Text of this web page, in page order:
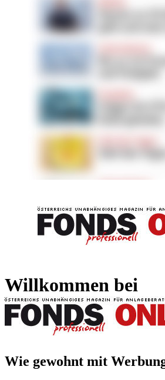
Willkommen bei
Wie gewohnt mit